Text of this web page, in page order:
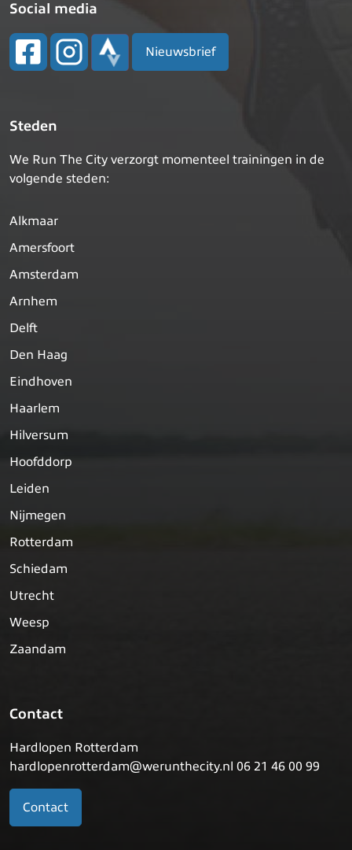
Social media
Nieuwsbrief
Steden
We Run The City verzorgt momenteel trainingen in de
volgende steden:
Alkmaar
Amersfoort
Amsterdam
Arnhem
Delft
Den Haag
Eindhoven
Haarlem
Hilversum
Hoofddorp
Leiden
Nijmegen
Rotterdam
Schiedam
Utrecht
Weesp
Zaandam
Contact
Hardlopen Rotterdam
hardlopenrotterdam@werunthecity.nl 06 21 46 00 99
Contact